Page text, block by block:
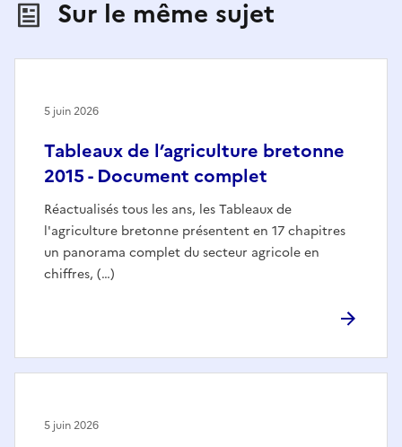
Sur le même sujet
Tableaux de l’agriculture bretonne
2015 - Document complet
Réactualisés tous les ans, les Tableaux de
l'agriculture bretonne présentent en 17 chapitres
un panorama complet du secteur agricole en
chiffres, (…)
5 juin 2026
5 juin 2026